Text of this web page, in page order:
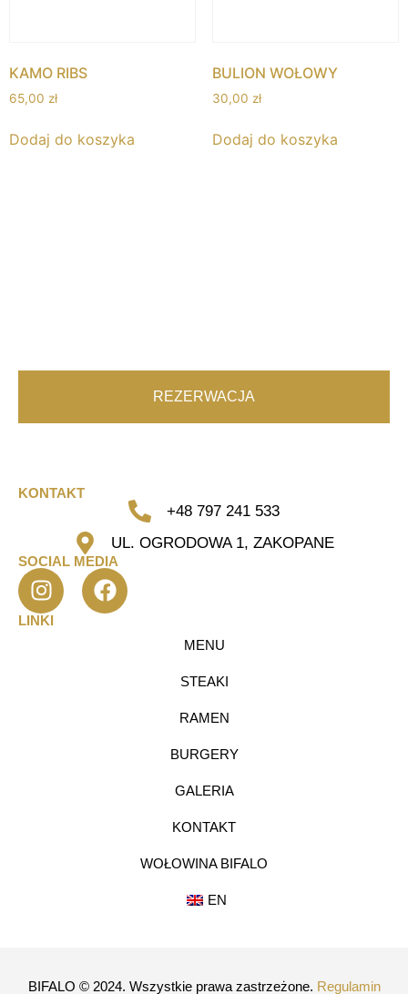
KAMO RIBS
65,00 zł
Dodaj do koszyka
BULION WOŁOWY
30,00 zł
Dodaj do koszyka
REZERWACJA
KONTAKT
+48 797 241 533
UL. OGRODOWA 1, ZAKOPANE
SOCIAL MEDIA
LINKI
MENU
STEAKI
RAMEN
BURGERY
GALERIA
KONTAKT
WOŁOWINA BIFALO
EN
BIFALO © 2024. Wszystkie prawa zastrzeżone. Regulamin